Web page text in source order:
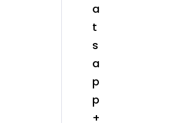
a
t
s
a
p
p
+